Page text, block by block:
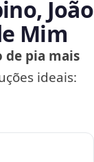
João
Mim
pia mais
ideais: